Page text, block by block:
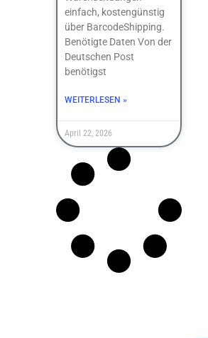
einfach, kostengünstig
über BarcodeShipping.
Benötigte Daten Von der
Deutschen Post
benötigst
WEITERLESEN »
April 22, 2026